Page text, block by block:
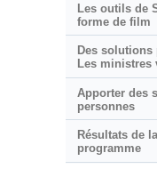
Les outils de
forme de film
Des
Les ministres
Apporter des
personnes
Résultats de
programme